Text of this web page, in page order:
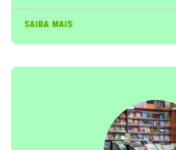
SAIBA MAIS